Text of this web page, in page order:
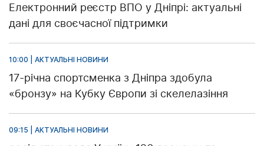
Електронний реєстр ВПО у Дніпрі: актуальні
дані для своєчасної підтримки
10:00 | АКТУАЛЬНІ НОВИНИ
17-річна спортсменка з Дніпра здобула
«бронзу» на Кубку Європи зі скелелазіння
09:15 | АКТУАЛЬНІ НОВИНИ